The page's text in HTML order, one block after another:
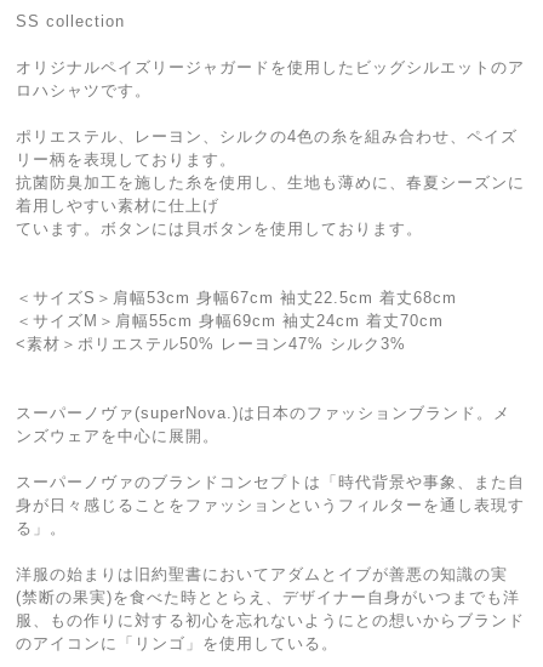
SS collection
オリジナルペイズリージャガードを使用したビッグシルエットのア
ロハシャツです。
ポリエステル、レーヨン、シルクの4色の糸を組み合わせ、ペイズ
リー柄を表現しております。
抗菌防臭加工を施した糸を使用し、生地も薄めに、春夏シーズンに
着用しやすい素材に仕上げ
ています。ボタンには貝ボタンを使用しております。
＜サイズS＞肩幅53cm 身幅67cm 袖丈22.5cm 着丈68cm
＜サイズM＞肩幅55cm 身幅69cm 袖丈24cm 着丈70cm
<素材＞ポリエステル50% レーヨン47% シルク3%
スーパーノヴァ(superNova.)は日本のファッションブランド。メ
ンズウェアを中心に展開。
スーパーノヴァのブランドコンセプトは「時代背景や事象、また自
身が日々感じることをファッションというフィルターを通し表現す
る」。
洋服の始まりは旧約聖書においてアダムとイブが善悪の知識の実
(禁断の果実)を食べた時ととらえ、デザイナー自身がいつまでも洋
服、もの作りに対する初心を忘れないようにとの想いからブランド
のアイコンに「リンゴ」を使用している。